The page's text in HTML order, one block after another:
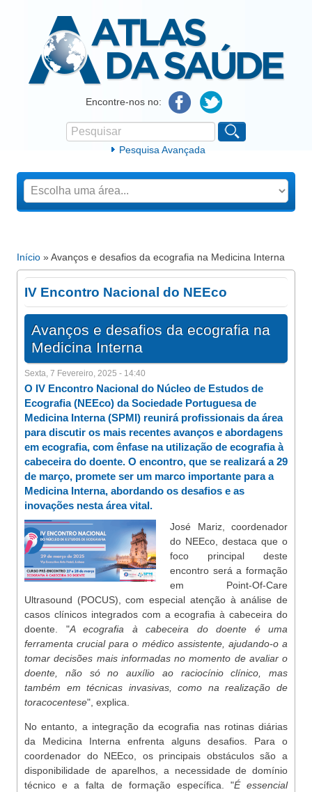
Atlas da SaúdeEncontre-nos no:
Formulário de procura
Pesquisar
Pesquisa Avançada
Está aqui
Início » Avanços e desafios da ecografia na Medicina Interna
IV Encontro Nacional do NEEco
Avanços e desafios da ecografia na
Medicina Interna
Sexta, 7 Fevereiro, 2025 - 14:40
O IV Encontro Nacional do Núcleo de Estudos de
Ecografia (NEEco) da Sociedade Portuguesa de
Medicina Interna (SPMI) reunirá profissionais da área
para discutir os mais recentes avanços e abordagens
em ecografia, com ênfase na utilização de ecografia à
cabeceira do doente. O encontro, que se realizará a 29
de março, promete ser um marco importante para a
Medicina Interna, abordando os desafios e as
inovações nesta área vital.
José Mariz, coordenador
do NEEco, destaca que o
foco principal deste
encontro será a formação
em Point-Of-Care
Ultrasound (POCUS), com especial atenção à análise de
casos clínicos integrados com a ecografia à cabeceira do
doente. "A ecografia à cabeceira do doente é uma
ferramenta crucial para o médico assistente, ajudando-o a
tomar decisões mais informadas no momento de avaliar o
doente, não só no auxílio ao raciocínio clínico, mas
também em técnicas invasivas, como na realização de
toracocentese", explica.
No entanto, a integração da ecografia nas rotinas diárias
da Medicina Interna enfrenta alguns desafios. Para o
coordenador do NEEco, os principais obstáculos são a
disponibilidade de aparelhos, a necessidade de domínio
técnico e a falta de formação específica. "É essencial